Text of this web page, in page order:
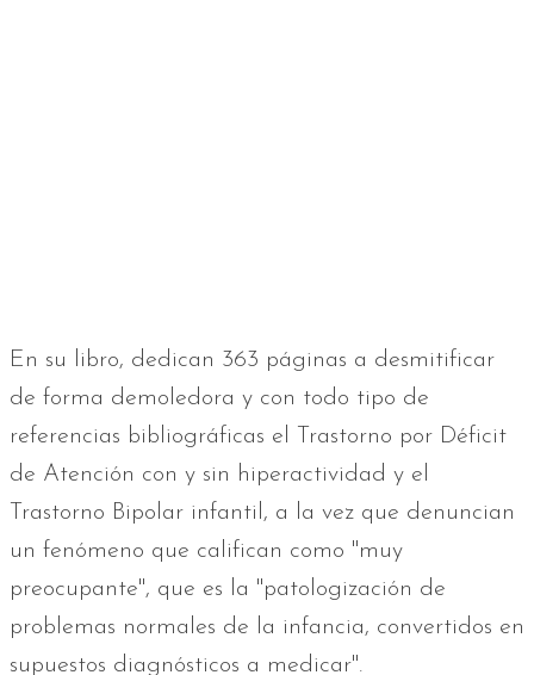
En su libro, dedican 363 páginas a desmitificar
de forma demoledora y con todo tipo de
referencias bibliográficas el Trastorno por Déficit
de Atención con y sin hiperactividad y el
Trastorno Bipolar infantil, a la vez que denuncian
un fenómeno que califican como "muy
preocupante", que es la "patologización de
problemas normales de la infancia, convertidos en
supuestos diagnósticos a medicar".